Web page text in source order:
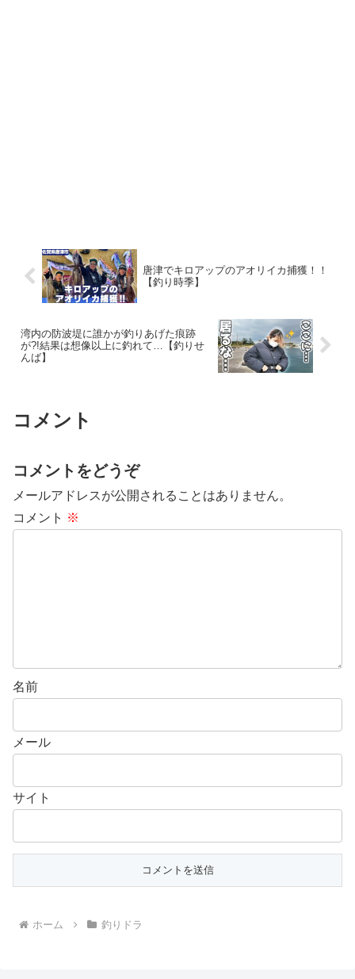
唐津でキロアップのアオリイカ捕獲！！
【釣り時季】
湾内の防波堤に誰かが釣りあげた痕跡
が?!結果は想像以上に釣れて…【釣りせ
んば】
コメント
コメントをどうぞ
メールアドレスが公開されることはありません。
コメント ※
名前
メール
サイト
ホーム 釣りドラ